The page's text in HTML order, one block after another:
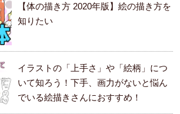
【体の描き方 2020年版】絵の描き方を
知りたい
イラストの「上手さ」や「絵柄」につ
いて知ろう！下手、画力がないと悩ん
でいる絵描きさんにおすすめ！